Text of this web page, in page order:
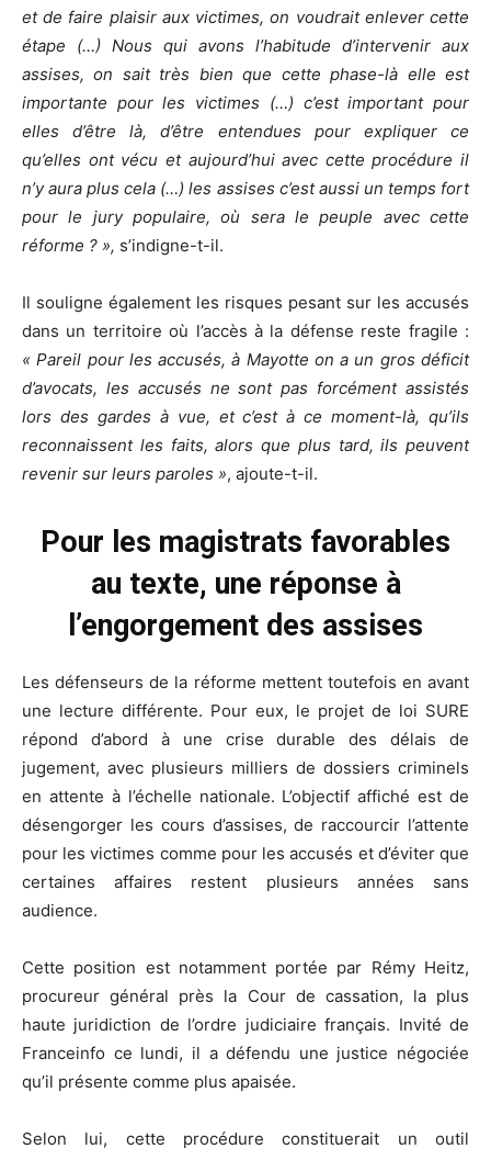
et de faire plaisir aux victimes, on voudrait enlever cette
étape (…) Nous qui avons l’habitude d’intervenir aux
assises, on sait très bien que cette phase-là elle est
importante pour les victimes (…) c’est important pour
elles d’être là, d’être entendues pour expliquer ce
qu’elles ont vécu et aujourd’hui avec cette procédure il
n’y aura plus cela (…) les assises c’est aussi un temps fort
pour le jury populaire, où sera le peuple avec cette
réforme ? », s’indigne-t-il.
Il souligne également les risques pesant sur les accusés
dans un territoire où l’accès à la défense reste fragile :
« Pareil pour les accusés, à Mayotte on a un gros déficit
d’avocats, les accusés ne sont pas forcément assistés
lors des gardes à vue, et c’est à ce moment-là, qu’ils
reconnaissent les faits, alors que plus tard, ils peuvent
revenir sur leurs paroles », ajoute-t-il.
Pour les magistrats favorables
au texte, une réponse à
l’engorgement des assises
Les défenseurs de la réforme mettent toutefois en avant
une lecture différente. Pour eux, le projet de loi SURE
répond d’abord à une crise durable des délais de
jugement, avec plusieurs milliers de dossiers criminels
en attente à l’échelle nationale. L’objectif affiché est de
désengorger les cours d’assises, de raccourcir l’attente
pour les victimes comme pour les accusés et d’éviter que
certaines affaires restent plusieurs années sans
audience.
Cette position est notamment portée par Rémy Heitz,
procureur général près la Cour de cassation, la plus
haute juridiction de l’ordre judiciaire français. Invité de
Franceinfo ce lundi, il a défendu une justice négociée
qu’il présente comme plus apaisée.
Selon lui, cette procédure constituerait un outil